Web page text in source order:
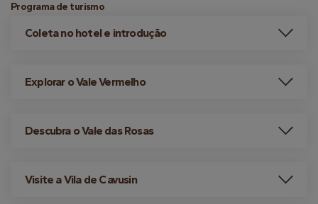
Programa de turismo
Coleta no hotel e introdução
Explorar o Vale Vermelho
Descubra o Vale das Rosas
Visite a Vila de Cavusin